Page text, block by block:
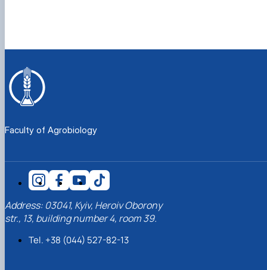
Faculty of Agrobiology
Address: 03041, Kyiv, Heroiv Oborony
str., 13, building number 4, room 39.
Tel. +38 (044) 527-82-13